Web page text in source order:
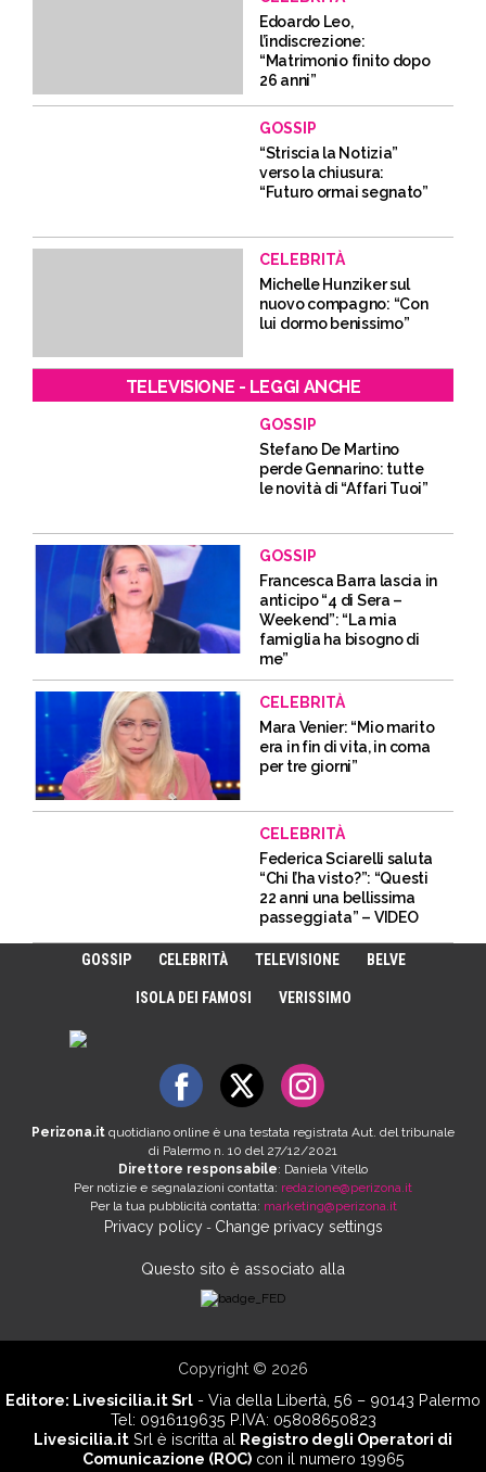
Edoardo Leo,
l’indiscrezione:
“Matrimonio finito dopo
26 anni”
GOSSIP
“Striscia la Notizia”
verso la chiusura:
“Futuro ormai segnato”
CELEBRITÀ
Michelle Hunziker sul
nuovo compagno: “Con
lui dormo benissimo”
TELEVISIONE - LEGGI ANCHE
GOSSIP
Stefano De Martino
perde Gennarino: tutte
le novità di “Affari Tuoi”
GOSSIP
Francesca Barra lascia in
anticipo “4 di Sera –
Weekend”: “La mia
famiglia ha bisogno di
me”
CELEBRITÀ
Mara Venier: “Mio marito
era in fin di vita, in coma
per tre giorni”
CELEBRITÀ
Federica Sciarelli saluta
“Chi l’ha visto?”: “Questi
22 anni una bellissima
passeggiata” – VIDEO
GOSSIP CELEBRITÀ TELEVISIONE BELVE
ISOLA DEI FAMOSI VERISSIMO
Perizona.it quotidiano online è una testata registrata Aut. del tribunale
di Palermo n. 10 del 27/12/2021
Direttore responsabile: Daniela Vitello
Per notizie e segnalazioni contatta: redazione@perizona.it
Per la tua pubblicità contatta: marketing@perizona.it
Privacy policy- Change privacy settings
Questo sito è associato alla
Copyright © 2026
Editore: Livesicilia.it Srl - Via della Libertà, 56 – 90143 Palermo
Tel: 0916119635 P.IVA: 05808650823
Livesicilia.it Srl è iscritta al Registro degli Operatori di
Comunicazione (ROC)con il numero 19965